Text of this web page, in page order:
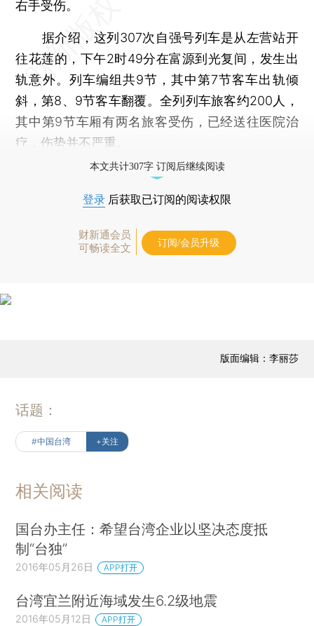
右手受伤。
据介绍，这列307次自强号列车是从左营站开
往花莲的，下午2时49分在富源到光复间，发生出
轨意外。列车编组共9节，其中第7节客车出轨倾
斜，第8、9节客车翻覆。全列列车旅客约200人，
其中第9节车厢有两名旅客受伤，已经送往医院治
疗，伤势并不严重。
本文共计307字 订阅后继续阅读
登录 后获取已订阅的阅读权限
财新通会员
可畅读全文
订阅/会员升级
版面编辑：李丽莎
话题：
#中国台湾 +关注
相关阅读
国台办主任：希望台湾企业以坚决态度抵
制“台独”
2016年05月26日 APP打开
台湾宜兰附近海域发生6.2级地震
2016年05月12日 APP打开